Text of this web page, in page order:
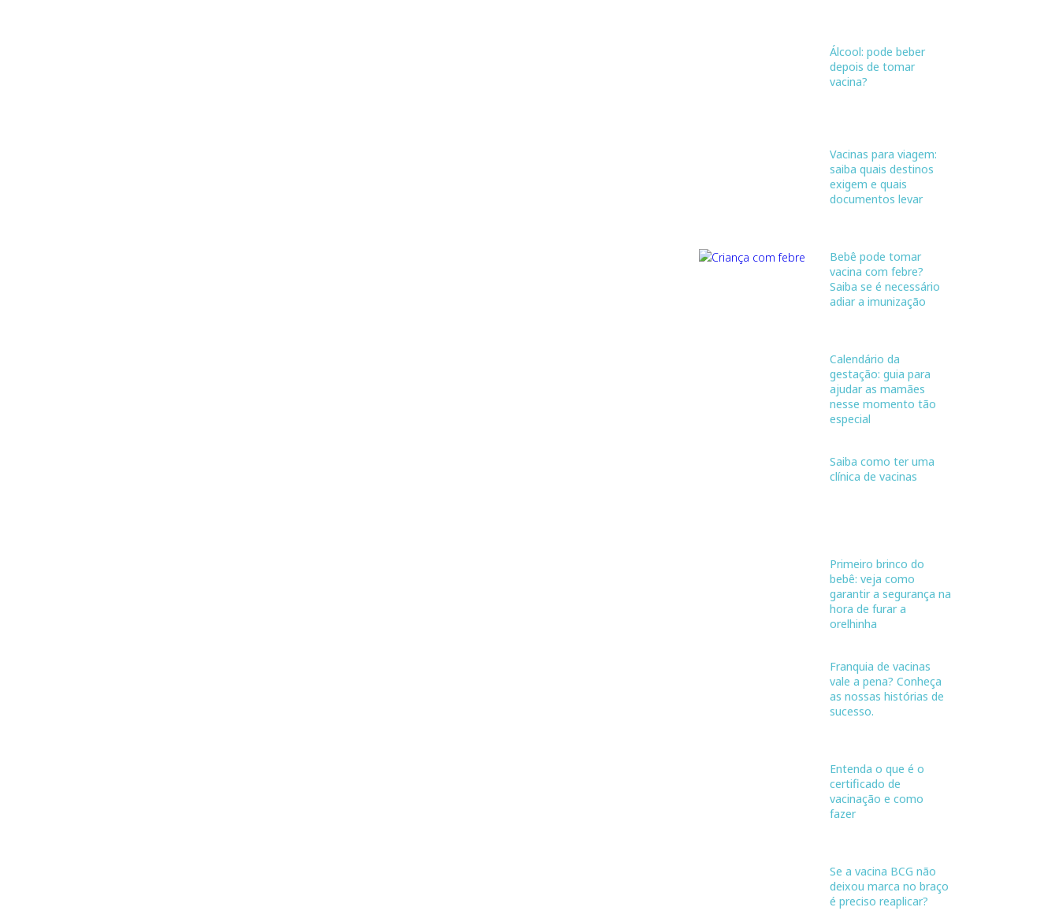
Álcool: pode beber
depois de tomar
vacina?
Vacinas para viagem:
saiba quais destinos
exigem e quais
documentos levar
Bebê pode tomar
vacina com febre?
Saiba se é necessário
adiar a imunização
Calendário da
gestação: guia para
ajudar as mamães
nesse momento tão
especial
Saiba como ter uma
clínica de vacinas
Primeiro brinco do
bebê: veja como
garantir a segurança na
hora de furar a
orelhinha
Franquia de vacinas
vale a pena? Conheça
as nossas histórias de
sucesso.
Entenda o que é o
certificado de
vacinação e como
fazer
Se a vacina BCG não
deixou marca no braço
é preciso reaplicar?